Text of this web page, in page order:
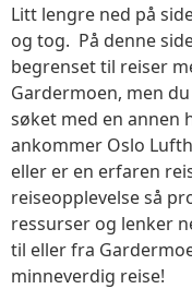
Litt lengre ned på
og tog. På denne
begrenset til reiser
Gardermoen, men
søket med en annen
ankommer Oslo
eller er en erfaren
reiseopplevelse så
ressurser og lenker
til eller fra
minneverdig reise!